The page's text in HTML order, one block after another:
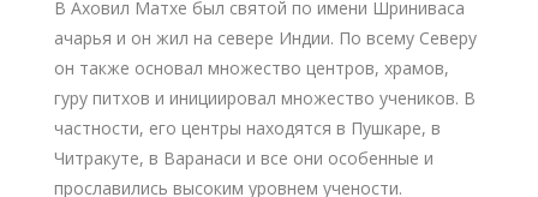
В Аховил Матхе был святой по имени Шриниваса
ачарья и он жил на севере Индии. По всему Северу
он также основал множество центров, храмов,
гуру питхов и инициировал множество учеников. В
частности, его центры находятся в Пушкаре, в
Читракуте, в Варанаси и все они особенные и
прославились высоким уровнем учености.